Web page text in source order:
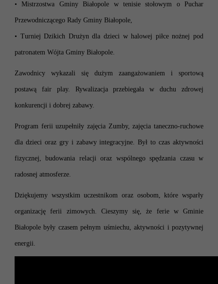
• Mistrzostwa Gminy Białopole w tenisie stołowym o Puchar
Przewodniczącego Rady Gminy Białopole,
• Turniej Dzikich Drużyn dla dzieci w halowej piłce nożnej pod
patronatem Wójta Gminy Białopole.
Zawodnicy wykazali się dużym zaangażowaniem i sportową
postawą fair play. Rywalizacja przebiegała w duchu zdrowej
konkurencji i dobrej zabawy.
Program ferii uzupełniły zajęcia Zumby, zajęcia taneczno-ruchowe
dla dzieci oraz gry i zabawy integracyjne. Był to czas aktywności
fizycznej, budowania relacji oraz wspólnego spędzania czasu w
radosnej atmosferze.
Dziękujemy wszystkim uczestnikom oraz osobom, które wsparły
organizację ferii zimowych. Cieszymy się, że ferie w Gminie
Białopole były czasem pełnym uśmiechu, aktywności i pozytywnej
energii.